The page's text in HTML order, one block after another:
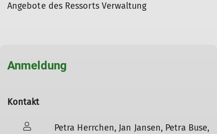
Angebote des Ressorts Verwaltung
Anmeldung
Kontakt
Petra Herrchen, Jan Jansen, Petra Buse,